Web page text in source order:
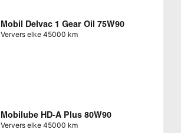
Mobil Delvac 1 Gear Oil 75W90
Ververs elke 45000 km
Mobilube HD-A Plus 80W90
Ververs elke 45000 km